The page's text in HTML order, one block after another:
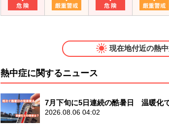
現在地付近の熱
熱中症に関するニュース
7月下旬に5日連続の酷暑日 温暖化
2026.08.06 04:02